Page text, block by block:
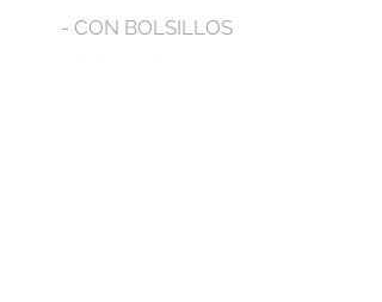
- CON BOLSILLOS